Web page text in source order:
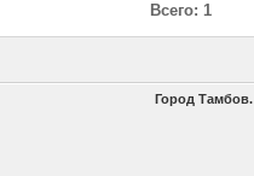
Всего: 1
Город Тамбов.